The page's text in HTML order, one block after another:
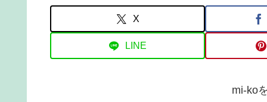
X
LINE
mi-ko